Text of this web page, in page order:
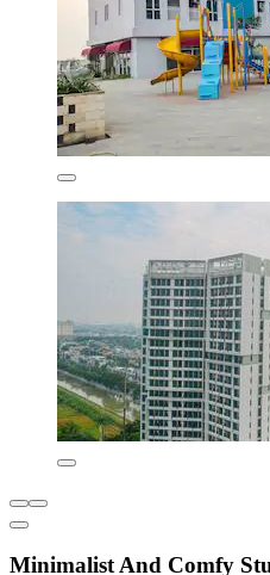
Minimalist And Comfy